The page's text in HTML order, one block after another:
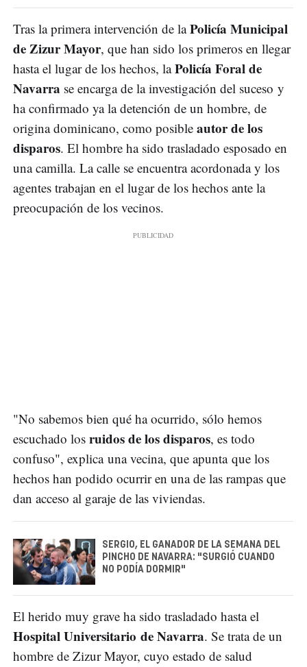
Tras la primera intervención de laPolicía Municipal
de Zizur Mayor, que han sido los primeros en llegar
hasta el lugar de los hechos, laPolicía Foral de
Navarra se encarga de la investigación del suceso y
ha confirmado ya la detención de un hombre, de
origina dominicano, como posible autor de los
disparos. El hombre ha sido trasladado esposado en
una camilla. La calle se encuentra acordonada y los
agentes trabajan en el lugar de los hechos ante la
preocupación de los vecinos.
"No sabemos bien qué ha ocurrido, sólo hemos
escuchado los ruidos de los disparos, es todo
confuso", explica una vecina, que apunta que los
hechos han podido ocurrir en una de las rampas que
dan acceso al garaje de las viviendas.
SERGIO, EL GANADOR DE LA SEMANA DEL
PINCHO DE NAVARRA: "SURGIÓ CUANDO
NO PODÍA DORMIR"
El herido muy grave ha sido trasladado hasta el
Hospital Universitario de Navarra. Se trata de un
hombre de Zizur Mayor, cuyo estado de salud